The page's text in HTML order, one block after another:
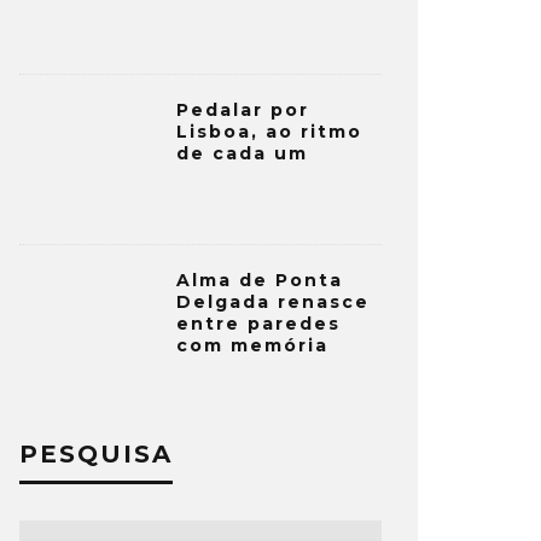
Pedalar por
Lisboa, ao ritmo
de cada um
Alma de Ponta
Delgada renasce
entre paredes
com memória
PESQUISA